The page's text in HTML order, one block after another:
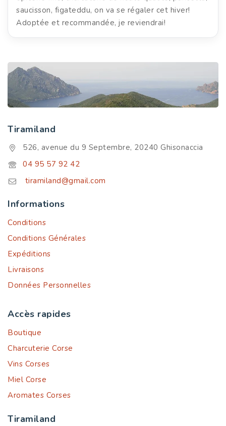
saucisson, figateddu, on va se régaler cet hiver!
Adoptée et recommandée, je reviendrai!
Tiramiland
526, avenue du 9 Septembre, 20240 Ghisonaccia
04 95 57 92 42
tiramiland@gmail.com
Informations
Conditions
Conditions Générales
Expéditions
Livraisons
Données Personnelles
Accès rapides
Boutique
Charcuterie Corse
Vins Corses
Miel Corse
Aromates Corses
Tiramiland